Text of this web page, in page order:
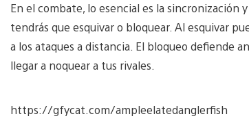
En el combate, lo esencial es la sincronización
tendrás que esquivar o bloquear. Al esquivar
a los ataques a distancia. El bloqueo defiende
llegar a noquear a tus rivales.
https://gfycat.com/ampleelatedanglerfish